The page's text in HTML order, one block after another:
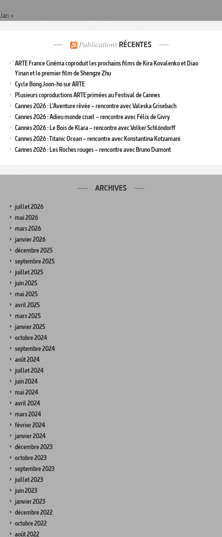
Jan »
Publications RÉCENTES
ARTE France Cinéma coproduit les prochains films de Kira Kovalenko et Diao
Yinan et le premier film de Shengze Zhu
Cycle Bong Joon-ho sur ARTE
Plusieurs coproductions ARTE primées au Festival de Cannes
Cannes 2026 : L’Aventure rêvée – rencontre avec Valeska Grisebach
Cannes 2026 : Adieu monde cruel – rencontre avec Félix de Givry
Cannes 2026 : Le Bois de Klara – rencontre avec Volker Schlöndorff
Cannes 2026 : Titanic Ocean – rencontre avec Konstantina Kotzamani
Cannes 2026 : Les Roches rouges – rencontre avec Bruno Dumont
ARCHIVES
juillet 2026
mai 2026
mars 2026
janvier 2026
décembre 2025
septembre 2025
juillet 2025
juin 2025
mai 2025
avril 2025
mars 2025
janvier 2025
octobre 2024
septembre 2024
août 2024
juillet 2024
juin 2024
mai 2024
avril 2024
mars 2024
février 2024
janvier 2024
décembre 2023
octobre 2023
septembre 2023
juillet 2023
juin 2023
janvier 2023
décembre 2022
octobre 2022
août 2022